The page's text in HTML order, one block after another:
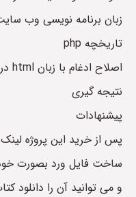
زبان برنامه نویسی وب
تاریخچه php
اصلاح ادغام با زبان html در زبان php
نتیجه گیری
پیشنهادات
پس از خرید این پروژه
ساخت فایل ورد بصورت
و می توانید آن را دانلود